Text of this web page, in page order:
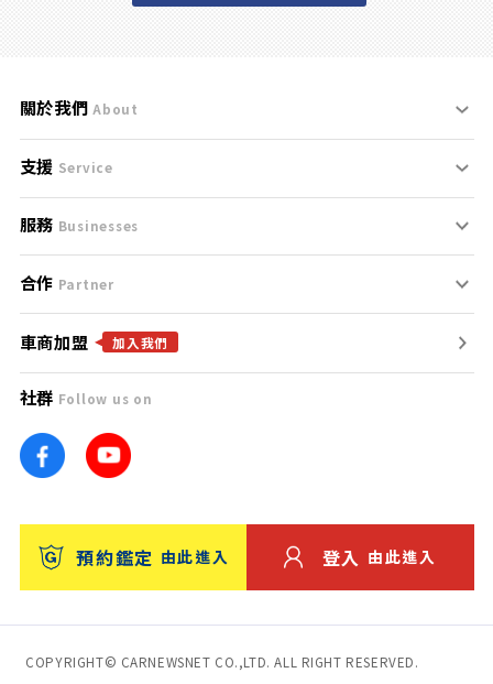
關於我們 About
刊登規範
服務條款
免責聲明
隱私權政策
團隊
車訊網
台灣優良中古車商大獎
支援 Service
支援中心
聯絡我們
服務 Businesses
什麼是Goo鑑定？
找好車
找好店
找海外車
消費者評價
保固
合作 Partner
合作夥伴
廣告合作
車商加盟 加入我們
社群 Follow us on
預約鑑定 由此進入 登入 由此進入
COPYRIGHT© CARNEWSNET CO.,LTD. ALL RIGHT RESERVED.